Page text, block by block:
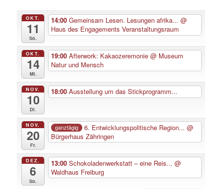
OKT.
11
So.
14:00Gemeinsam Lesen. Lesungen afrika...@
Haus des Engagements Veranstaltungsraum
OKT.
14
Mi.
19:00Afterwork: Kakaozeremonie@ Museum
Natur und Mensch
NOV.
10
Di.
18:00Ausstellung um das Stickprogramm...
NOV.
20
Fr.
ganztägig 6. Entwicklungspolitische Region... @
Bürgerhaus Zähringen
DEZ.
6
So.
13:00Schokoladenwerkstatt – eine Reis...@
Waldhaus Freiburg